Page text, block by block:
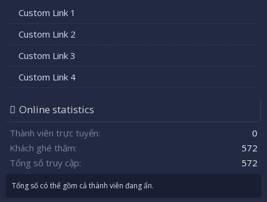
Custom Link 1
Custom Link 2
Custom Link 3
Custom Link 4
Online statistics
Thành viên trực tuyến
0
Khách ghé thăm
572
Tổng số truy cập
572
Tổng số có thể gồm cả thành viên đang ẩn.